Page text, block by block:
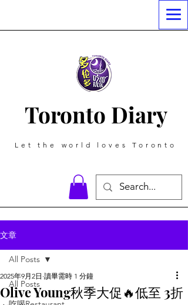
Toronto Diary
Let the world loves Toronto
文章
All Posts
All Posts
Olive Young秋季大促🔥低至 3折
2025年9月2日 讀畢需時 1 分鐘